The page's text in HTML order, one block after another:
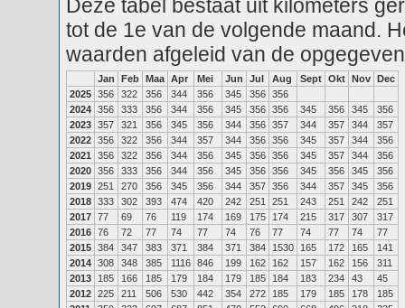
Deze tabel bestaat uit kilometers
tot de 1e van de volgende maand.
waarden afgeleid van de
Jan Feb Maa Apr Mei Jun Jul Aug Sept Okt Nov Dec
2025 356 322 356 344 356 345 356 356
2024 356 333 356 344 356 345 356 356 345 356 345
356
2023 357 321 356 345 356 344 356 357 344 357 344
357
2022 356 322 356 344 357 344 356 356 345 357 344
356
2021
356 322 356 344 356 345 356 356 345 357 344
356
2020 356 333 356 344 356 345 356 356 345 356 345
356
2019 251 270 356 345 356 344 357 356 344 357 345
356
2018 333 302 393 474 420 242 251 251 243 251 242
251
2017 77 69 76 119 174 169 175 174 215 317 307
317
2016 76 72 77 74 77 74 76 77 74 77 74
77
2015 384 347 383 371 384 371 384 1530 165 172 165
141
2014 308 348 385 1116 846 199 162 162 157 162 156
311
2013
185 166 185 179 184 179 185 184 183 234 43
45
2012 225 211 506 530 442 354 272 185 179 185 178
185